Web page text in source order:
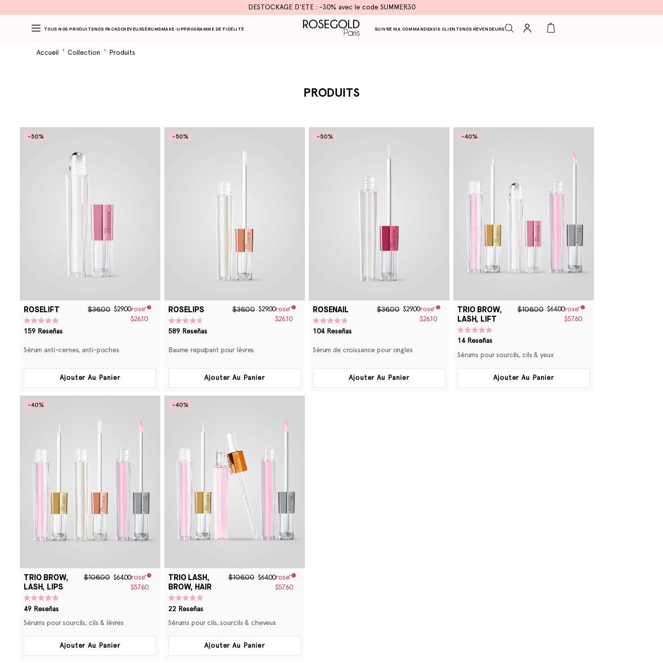
DESTOCKAGE D'ETE : -30% avec le code SUMMER30
TOUS NOS PRODUITSNOS PACKSCHEVEUXSÉRUMSMAKE-UPPROGRAMME DE FIDÉLITÉ SUIVRE MA COMMANDEAVIS CLIENTSNOS REVENDEURS Connexion Panier
Accueil Collection Produits
C
PRODUITS
-50%
ROSELIFT
Calificado
4.9
5
estrellas
159 Reseñas
$36.00 $29.00
$26.10
Sérum anti-cernes, anti-poches
Ajouter Au Panier
-50%
ROSELIPS
Calificado
4.7
5
estrellas
589 Reseñas
$36.00 $29.00
$26.10
Baume repulpant pour lèvres
Ajouter Au Panier
-50%
ROSENAIL
Calificado
4.9
5
estrellas
104Reseñas
$36.00 $29.00
$26.10
Sérum de croissance pour ongles
Ajouter Au Panier
-40%
TRIO BROW,
LASH, LIFT
Calificado
4.9
de
5
14Reseñas
$106.00 $64.00
$57.60
Sérums pour sourcils, cils & yeux
Ajouter Au Panier
-40%
TRIO BROW,
LASH, LIPS
Calificado
4.9
de
5
49 Reseñas
$106.00 $64.00
$57.60
Sérums pour sourcils, cils & lèvres
Ajouter Au Panier
-40%
TRIO LASH,
BROW, HAIR
Calificado
5.0
de
5
22 Reseñas
$106.00 $64.00
$57.60
Sérums pour cils, sourcils & cheveux
Ajouter Au Panier